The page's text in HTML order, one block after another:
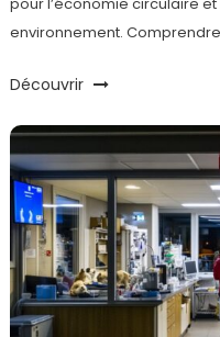
environnement.
Découvrir